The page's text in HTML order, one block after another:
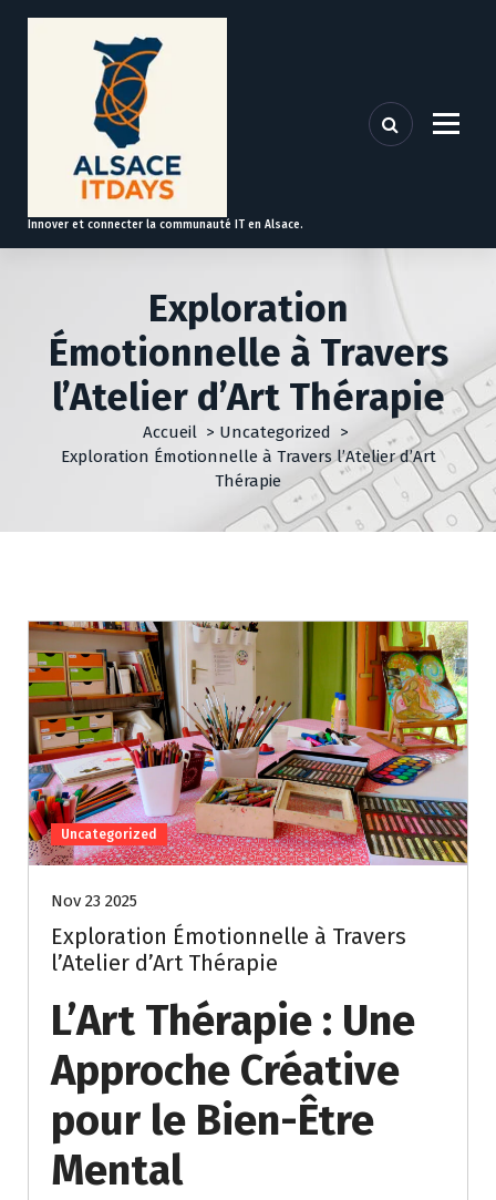
t
Innover et connecter la communauté IT en Alsace.
Exploration
Émotionnelle à Travers
l’Atelier d’Art Thérapie
Accueil > Uncategorized >
Exploration Émotionnelle à Travers l’Atelier d’Art
Thérapie
Uncategorized
Nov 23 2025
Exploration Émotionnelle à Travers
l’Atelier d’Art Thérapie
L’Art Thérapie : Une
Approche Créative
pour le Bien-Être
Mental